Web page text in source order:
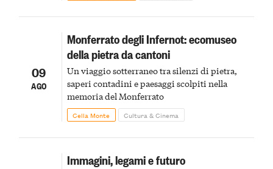
09
AGO
Monferrato degli Infernot: ecomuseo
della pietra da cantoni
Un viaggio sotterraneo tra silenzi di pietra,
saperi contadini e paesaggi scolpiti nella
memoria del Monferrato
Cella Monte Cultura & Cinema
Immagini, legami e futuro